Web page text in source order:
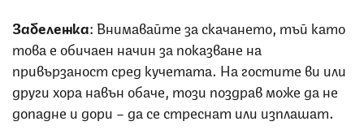
Забележка: Внимавайте за скачането, тъй като
това е обичаен начин за показване на
привързаност сред кучетата. На гостите ви или
други хора навън обаче, този поздрав може да не
допадне и дори – да се стреснат или изплашат.